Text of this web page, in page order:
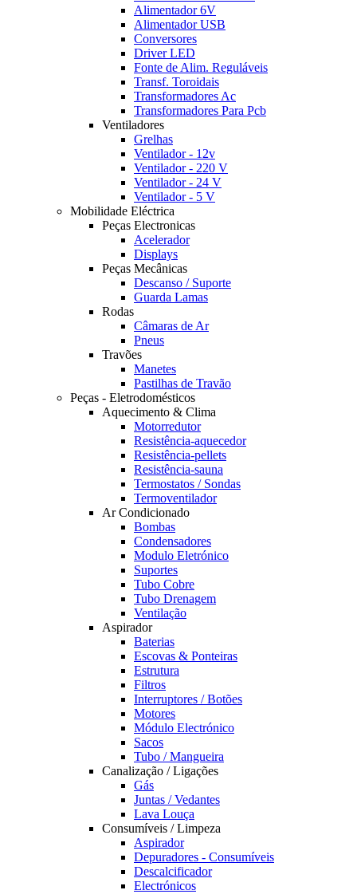
Alimentador 6V
Alimentador USB
Conversores
Driver LED
Fonte de Alim. Reguláveis
Transf. Toroidais
Transformadores Ac
Transformadores Para Pcb
Ventiladores
Grelhas
Ventilador - 12v
Ventilador - 220 V
Ventilador - 24 V
Ventilador - 5 V
Mobilidade Eléctrica
Peças Electronicas
Acelerador
Displays
Peças Mecânicas
Descanso / Suporte
Guarda Lamas
Rodas
Câmaras de Ar
Pneus
Travões
Manetes
Pastilhas de Travão
Peças - Eletrodomésticos
Aquecimento & Clima
Motorredutor
Resistência-aquecedor
Resistência-pellets
Resistência-sauna
Termostatos / Sondas
Termoventilador
Ar Condicionado
Bombas
Condensadores
Modulo Eletrónico
Suportes
Tubo Cobre
Tubo Drenagem
Ventilação
Aspirador
Baterias
Escovas & Ponteiras
Estrutura
Filtros
Interruptores / Botões
Motores
Módulo Electrónico
Sacos
Tubo / Mangueira
Canalização / Ligações
Gás
Juntas / Vedantes
Lava Louça
Consumíveis / Limpeza
Aspirador
Depuradores - Consumíveis
Descalcificador
Electrónicos